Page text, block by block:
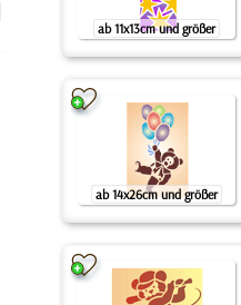
ab 11x13cm und größer
ab 14x26cm und größer